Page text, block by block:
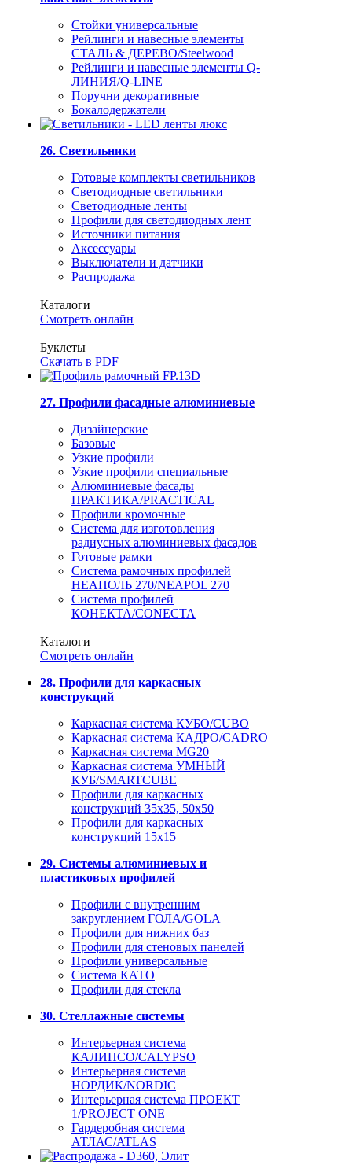
Стойки универсальные
Рейлинги и навесные элементы
СТАЛЬ & ДЕРЕВО/Steelwood
Рейлинги и навесные элементы Q-
ЛИНИЯ/Q-LINE
Поручни декоративные
Бокалодержатели
26. Светильники
Готовые комплекты светильников
Светодиодные светильники
Светодиодные ленты
Профили для светодиодных лент
Источники питания
Аксессуары
Выключатели и датчики
Распродажа
Каталоги
Смотреть онлайн
Буклеты
Скачать в PDF
27. Профили фасадные алюминиевые
Дизайнерские
Базовые
Узкие профили
Узкие профили специальные
Алюминиевые фасады
ПРАКТИКА/PRACTICAL
Профили кромочные
Система для изготовления
радиусных алюминиевых фасадов
Готовые рамки
Система рамочных профилей
НЕАПОЛЬ 270/NEAPOL 270
Система профилей
КОНЕКТА/CONECTA
Каталоги
Смотреть онлайн
28. Профили для каркасных
конструкций
Каркасная система КУБО/CUBO
Каркасная система КАДРО/CADRO
Каркасная система MG20
Каркасная система УМНЫЙ
КУБ/SMARTCUBE
Профили для каркасных
конструкций 35x35, 50x50
Профили для каркасных
конструкций 15х15
29. Системы алюминиевых и
пластиковых профилей
Профили с внутренним
закруглением ГОЛА/GOLA
Профили для нижних баз
Профили для стеновых панелей
Профили универсальные
Система КАТО
Профили для стекла
30. Стеллажные системы
Интерьерная система
КАЛИПСО/CALYPSO
Интерьерная система
НОРДИК/NORDIC
Интерьерная система ПРОЕКТ
1/PROJECT ONE
Гардеробная система
АТЛАС/ATLAS